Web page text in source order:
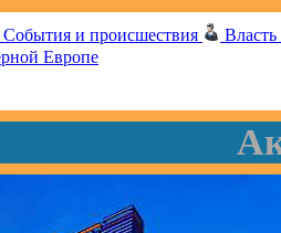
События и происшествия
Европе